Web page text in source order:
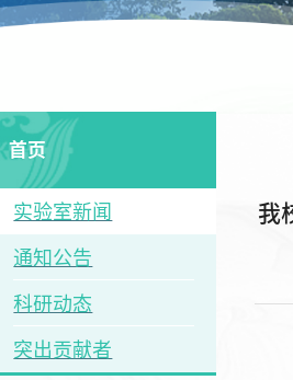
首页
实验室新闻
通知公告
科研动态
突出贡献者
我